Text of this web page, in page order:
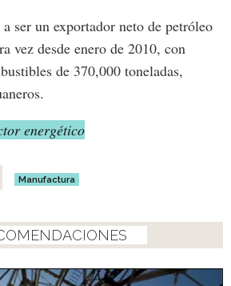
ser un exportador neto de petróleo
vez desde enero de 2010, con
de 370,000 toneladas,
energético
Manufactura